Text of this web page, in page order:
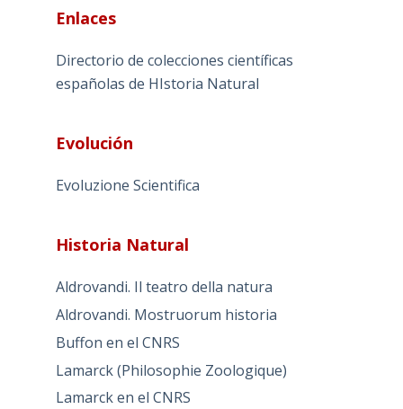
Enlaces
Directorio de colecciones científicas
españolas de HIstoria Natural
Evolución
Evoluzione Scientifica
Historia Natural
Aldrovandi. Il teatro della natura
Aldrovandi. Mostruorum historia
Buffon en el CNRS
Lamarck (Philosophie Zoologique)
Lamarck en el CNRS